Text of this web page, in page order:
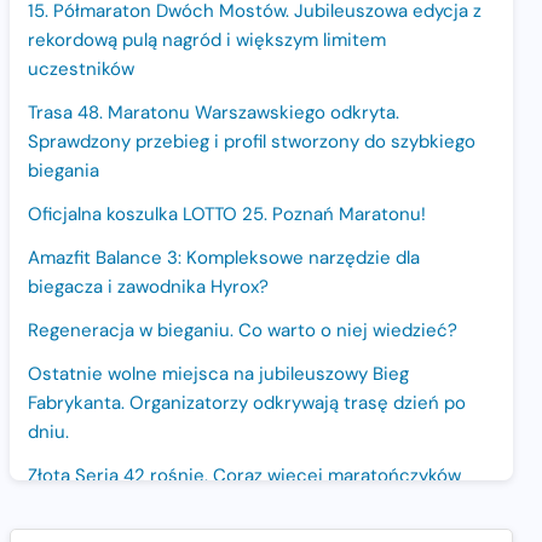
15. Półmaraton Dwóch Mostów. Jubileuszowa edycja z
rekordową pulą nagród i większym limitem
uczestników
Trasa 48. Maratonu Warszawskiego odkryta.
Sprawdzony przebieg i profil stworzony do szybkiego
biegania
Oficjalna koszulka LOTTO 25. Poznań Maratonu!
Amazfit Balance 3: Kompleksowe narzędzie dla
biegacza i zawodnika Hyrox?
Regeneracja w bieganiu. Co warto o niej wiedzieć?
Ostatnie wolne miejsca na jubileuszowy Bieg
Fabrykanta. Organizatorzy odkrywają trasę dzień po
dniu.
Złota Seria 42 rośnie. Coraz więcej maratończyków
Polsce